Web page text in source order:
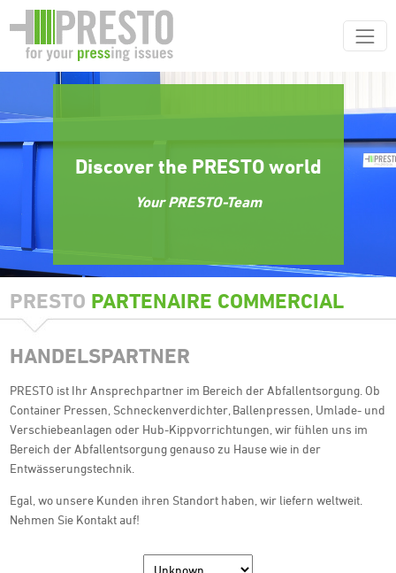
Discover the PRESTO world
Your PRESTO-Team
PRESTO PARTENAIRE COMMERCIAL
HANDELSPARTNER
PRESTO ist Ihr Ansprechpartner im Bereich der Abfallentsorgung. Ob
Container Pressen, Schneckenverdichter, Ballenpressen, Umlade- und
Verschiebeanlagen oder Hub-Kippvorrichtungen, wir fühlen uns im
Bereich der Abfallentsorgung genauso zu Hause wie in der
Entwässerungstechnik.
Egal, wo unsere Kunden ihren Standort haben, wir liefern weltweit.
Nehmen Sie Kontakt auf!